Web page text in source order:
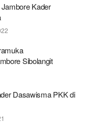
Kader
Sibolangit
Dasawisma PKK di